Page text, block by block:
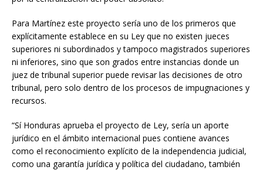
Para Martínez este proyecto sería uno de los primeros que
explícitamente establece en su Ley que no existen jueces
superiores ni subordinados y tampoco magistrados superiores
ni inferiores, sino que son grados entre instancias donde un
juez de tribunal superior puede revisar las decisiones de otro
tribunal, pero solo dentro de los procesos de impugnaciones y
recursos.
“Sí Honduras aprueba el proyecto de Ley, sería un aporte
jurídico en el ámbito internacional pues contiene avances
como el reconocimiento explícito de la independencia judicial,
como una garantía jurídica y política del ciudadano, también